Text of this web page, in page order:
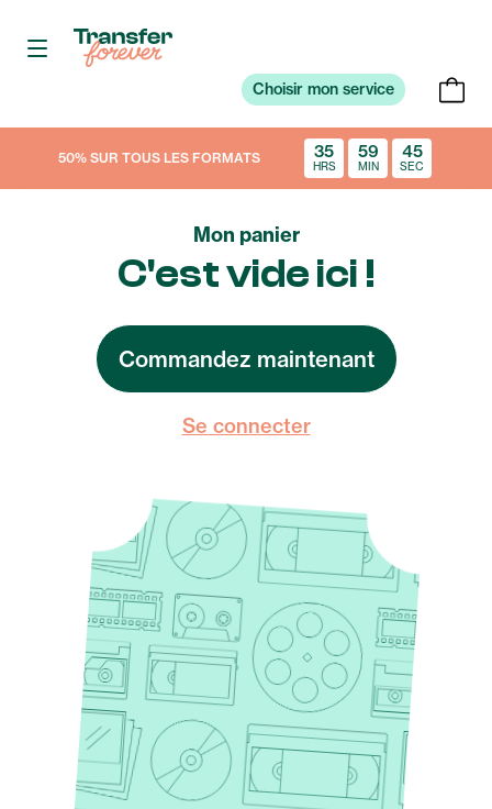
Choisir mon service
50% SUR TOUS LES FORMATS 35
HRS
59
MIN
45
SEC
Mon panier
C'est vide ici !
Commandez maintenant
Se connecter